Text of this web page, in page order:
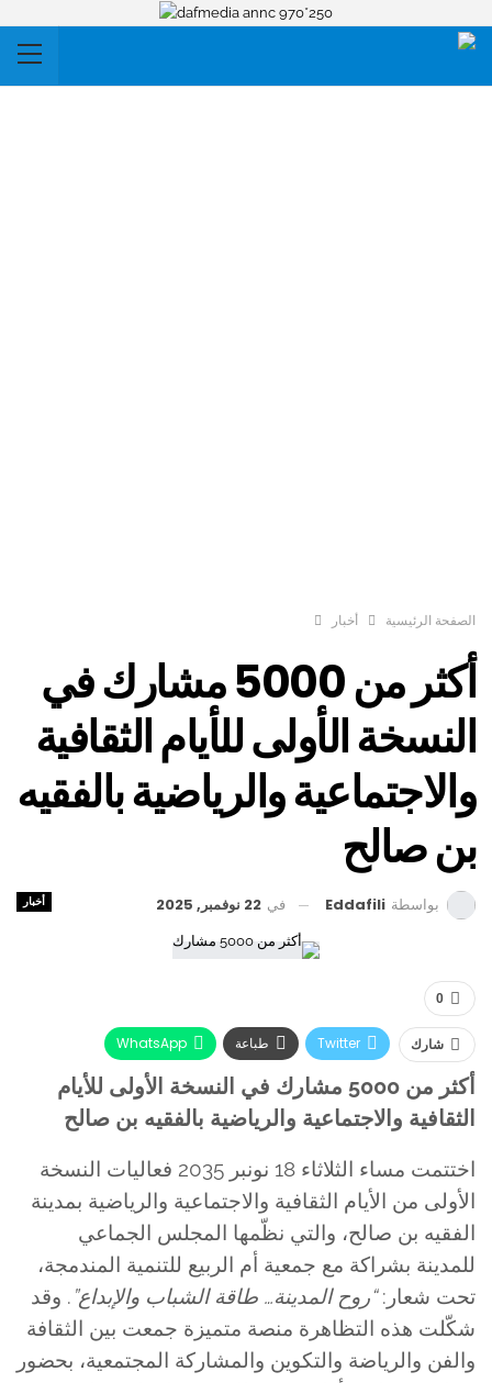
الصفحة الرئيسية أخبار
أكثر من 5000 مشارك في
النسخة الأولى للأيام الثقافية
والاجتماعية والرياضية بالفقيه
بن صالح
أخبار بواسطة Eddafili في 22 نوفمبر, 2025
0
شارك Twitter طباعة
WhatsApp
البريد الإلكتروني
Facebook
أكثر من 5000 مشارك في النسخة الأولى للأيام
الثقافية والاجتماعية والرياضية بالفقيه بن صالح
اختتمت مساء الثلاثاء 18 نونبر 2035 فعاليات النسخة
الأولى من الأيام الثقافية والاجتماعية والرياضية بمدينة
الفقيه بن صالح، والتي نظّمها المجلس الجماعي
للمدينة بشراكة مع جمعية أم الربيع للتنمية المندمجة،
تحت شعار:“روح المدينة… طاقة الشباب والإبداع” . وقد
شكّلت هذه التظاهرة منصة متميزة جمعت بين الثقافة
والفن والرياضة والتكوين والمشاركة المجتمعية، بحضور